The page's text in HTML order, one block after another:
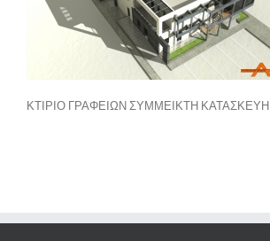
ΚΤΙΡΙΟ ΓΡΑΦΕΙΩΝ ΣΥΜΜΕΙΚΤΗ ΚΑΤΑΣΚΕΥΗ